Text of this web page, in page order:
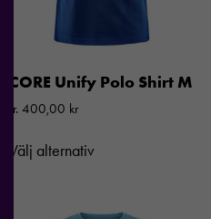
CORE Unify Polo Shirt M
fr. 400,00 kr
Välj alternativ